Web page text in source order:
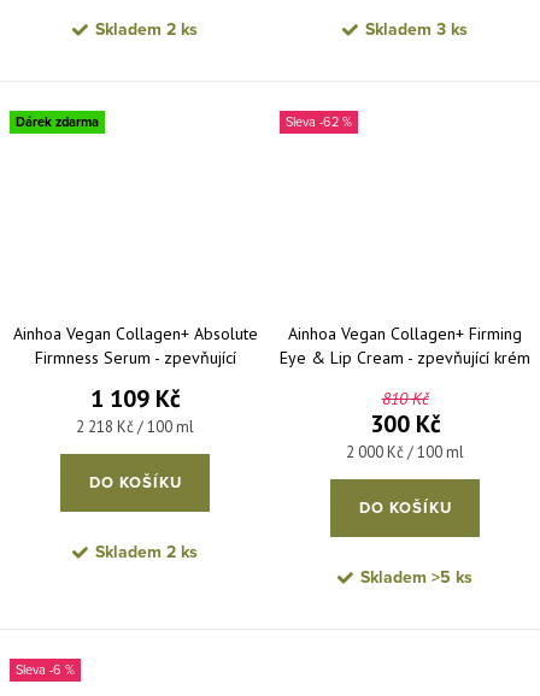
Skladem 2 ks Skladem 3 ks
Dárek zdarma
Ainhoa Vegan Collagen+ Absolute
Firmness Serum - zpevňující
1 109 Kč
Měrná cena:
2 218 Kč / 100 ml
DO KOŠÍKU
Skladem 2 ks
-62 %
Ainhoa Vegan Collagen+ Firming
Eye & Lip Cream - zpevňující krém
810 Kč
300 Kč
Měrná cena:
2 000 Kč / 100 ml
DO KOŠÍKU
Skladem >5 ks
-6 %